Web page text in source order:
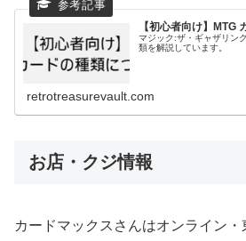
【初心者向け】MTG
マジック:ザ・ギャザリン
類を解説しています。
retrotreasurevault.com
お店・クジ情報
カードマックスさんはオンライン